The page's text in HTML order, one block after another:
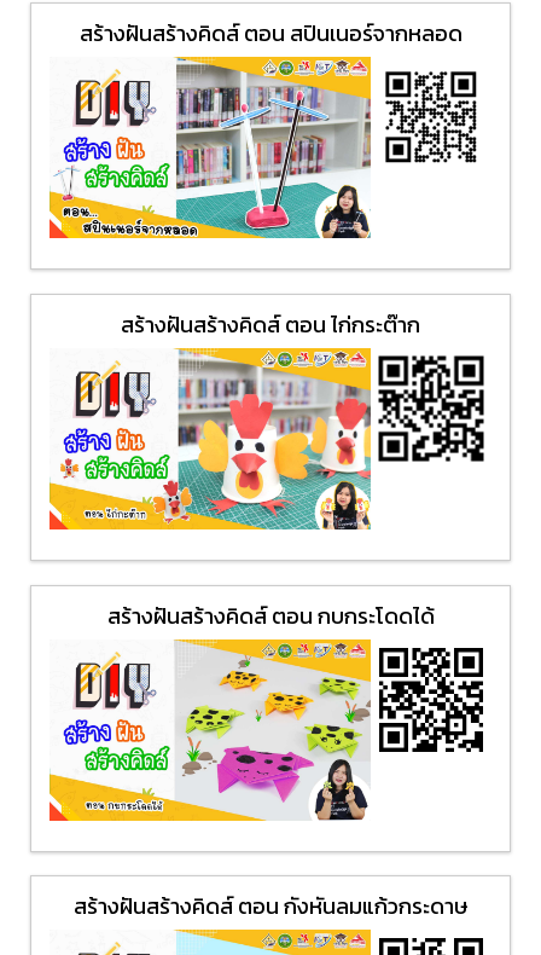
สร้างฝันสร้างคิดส์ ตอน สปินเนอร์จากหลอด
สร้างฝันสร้างคิดส์ ตอน ไก่กระต๊าก
สร้างฝันสร้างคิดส์ ตอน กบกระโดดได้
สร้างฝันสร้างคิดส์ ตอน กังหันลมแก้วกระดาษ